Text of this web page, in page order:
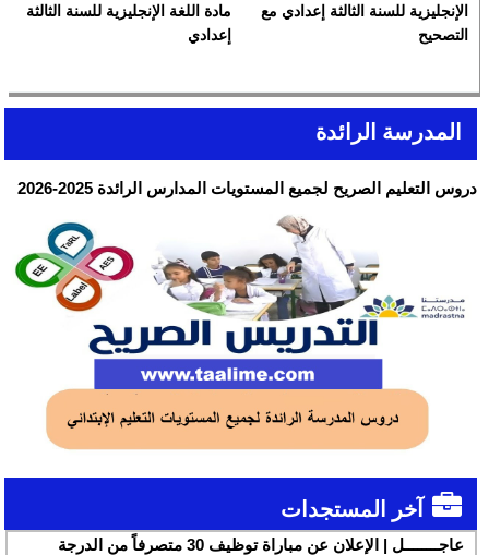
الإنجليزية للسنة الثالثة إعدادي مع
التصحيح
مادة اللغة الإنجليزية للسنة الثالثة
إعدادي
المدرسة الرائدة
دروس التعليم الصريح لجميع المستويات المدارس الرائدة 2025-2026
آخر المستجدات
عاجــــــــل | الإعلان عن مباراة توظيف 30 متصرفاً من الدرجة